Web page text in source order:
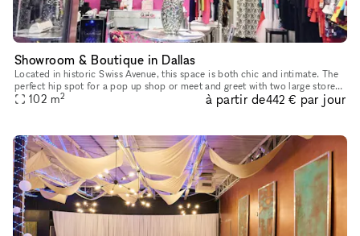
Showroom & Boutique in Dallas
Located in historic Swiss Avenue, this space is both chic and intimate. The
perfect hip spot for a pop up shop or meet and greet with two large store
windows. With ample parking on site as well as
102 m2 à partir de442 € par jour